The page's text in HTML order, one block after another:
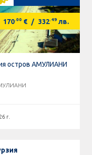
170.00 € / 332.49 лв.
остров АМУЛИАНИ
г.